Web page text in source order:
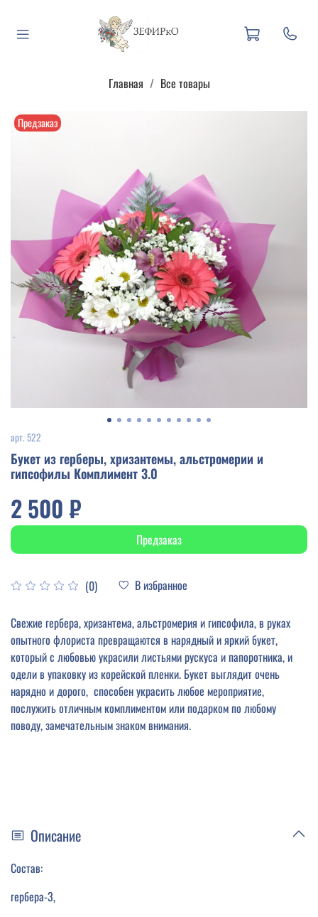
Главная Все товары
Предзаказ
арт. 522
Букет из герберы, хризантемы, альстромерии и
гипсофилы Комплимент 3.0
(0) В избранное
2 500 ₽
Предзаказ
Свежие гербера, хризантема, альстромерия и гипсофила, в руках
опытного флориста превращаются в нарядный и яркий букет,
который с любовью украсили листьями рускуса и папоротника, и
одели в упаковку из корейской пленки. Букет выглядит очень
нарядно и дорого, способен украсить любое мероприятие,
послужить отличным комплиментом или подарком по любому
поводу, замечательным знаком внимания.
Описание
Состав:
гербера-3,